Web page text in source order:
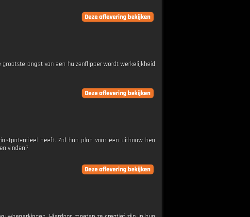
angst van een huizenflipper wordt werkelijkheid
heeft. Zal hun plan voor een uitbouw hen
vinden?